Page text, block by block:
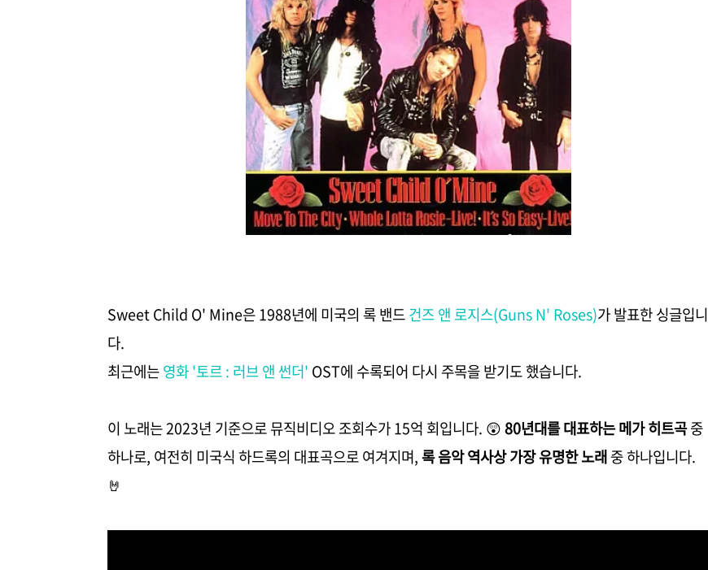
Sweet Child O' Mine은 1988년에 미국의 록 밴드건즈 앤 로지스(Guns N' Roses)가 발표한 싱글입니
다.
최근에는영화 '토르 : 러브 앤 썬더' OST에 수록되어 다시 주목을 받기도 했습니다.
이 노래는 2023년 기준으로 뮤직비디오 조회수가 15억 회입니다. 😲80년대를 대표하는 메가 히트곡중
하나로, 여전히 미국식 하드록의 대표곡으로 여겨지며, 록 음악 역사상 가장 유명한 노래중 하나입니다.
🤘